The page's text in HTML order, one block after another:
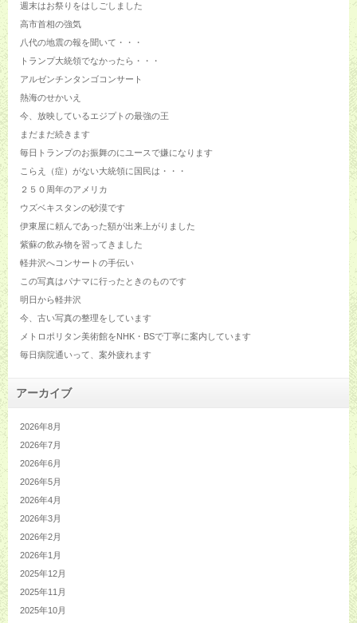
週末はお祭りをはしごしました
高市首相の強気
八代の地震の報を聞いて・・・
トランプ大統領でなかったら・・・
アルゼンチンタンゴコンサート
熱海のせかいえ
今、放映しているエジプトの最強の王
まだまだ続きます
毎日トランプのお振舞のにユースで嫌になります
こらえ（症）がない大統領に国民は・・・
２５０周年のアメリカ
ウズベキスタンの砂漠です
伊東屋に頼んであった額が出来上がりました
紫蘇の飲み物を習ってきました
軽井沢へコンサートの手伝い
この写真はパナマに行ったときのものです
明日から軽井沢
今、古い写真の整理をしています
メトロポリタン美術館をNHK・BSで丁寧に案内しています
毎日病院通いって、案外疲れます
アーカイブ
2026年8月
2026年7月
2026年6月
2026年5月
2026年4月
2026年3月
2026年2月
2026年1月
2025年12月
2025年11月
2025年10月